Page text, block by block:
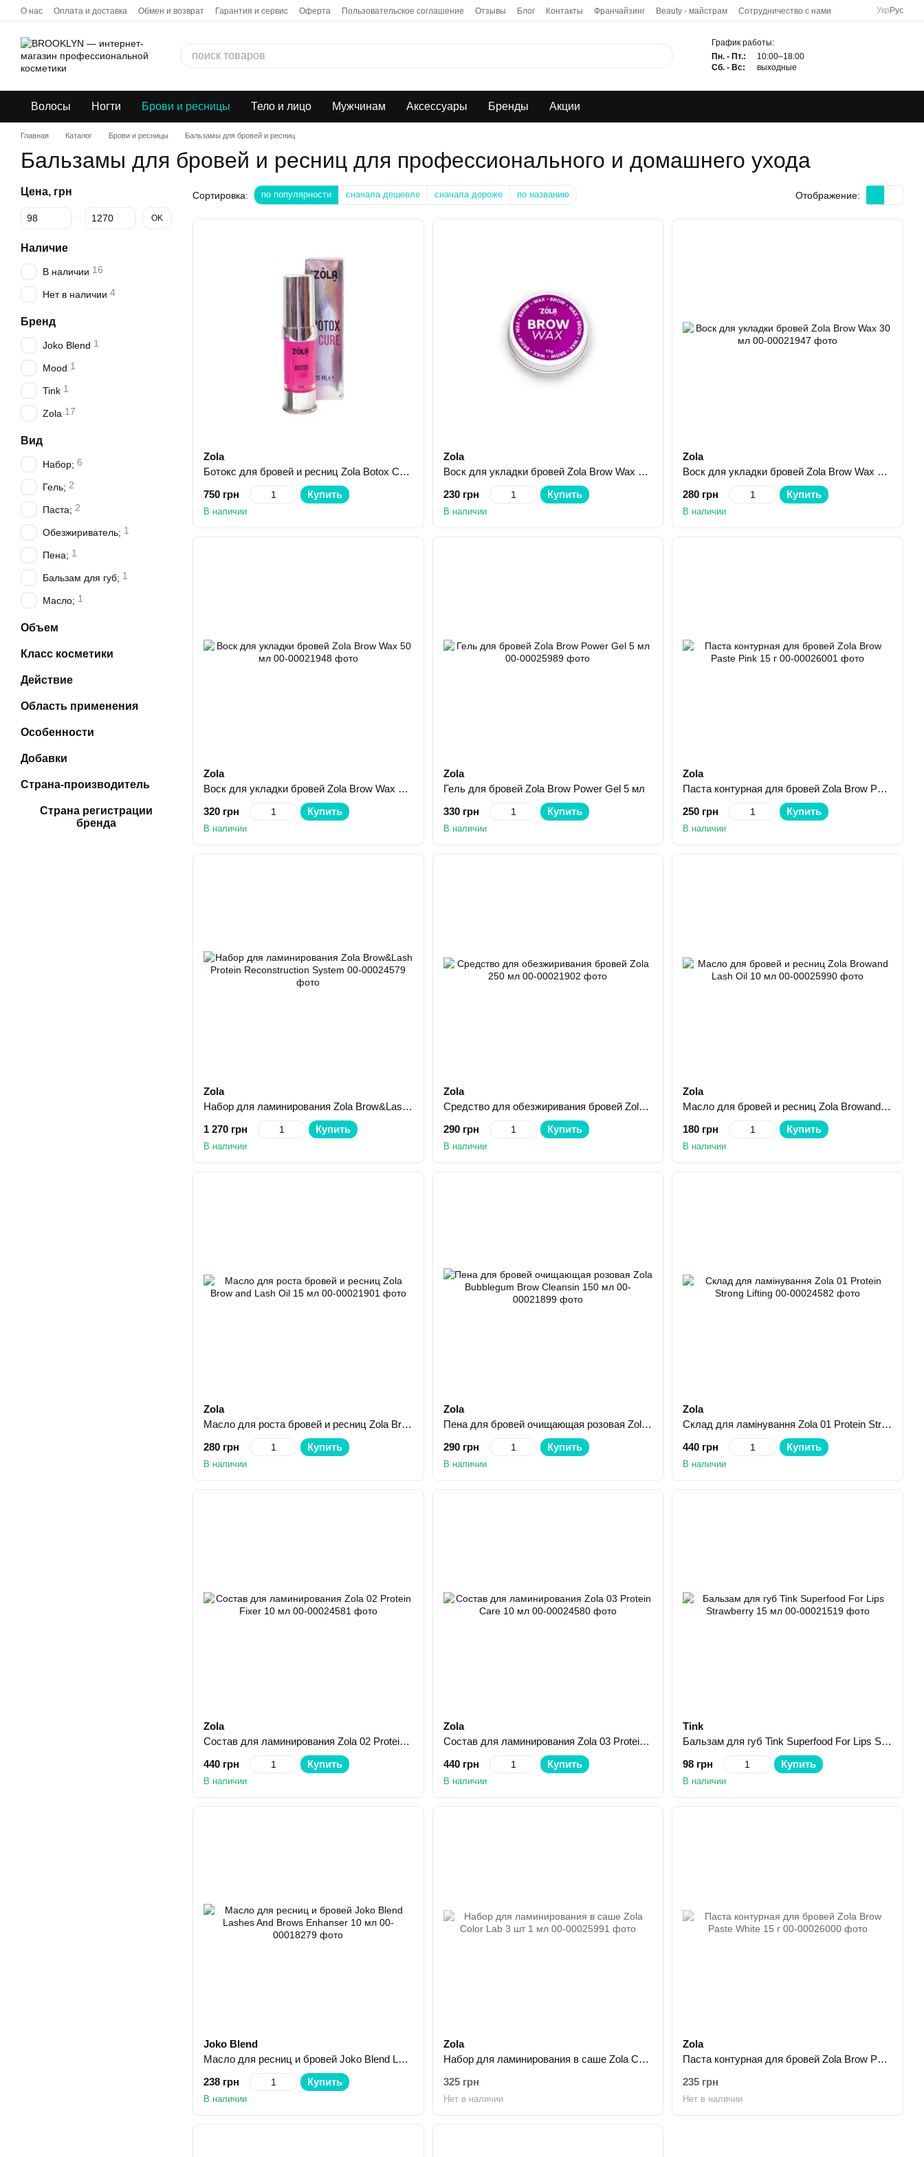
Перейти к основному контенту
О нас Оплата и доставка Обмен и возврат Гарантия и сервис Оферта Пользовательское соглашение Отзывы Блог Контакты Франчайзинг Beauty - майстрам
Сотрудничество с нами
Укр Рус
График работы:
Пн. - Пт.:
10:00–18:00
Сб. - Вс:
выходные
Волосы Ногти Брови и ресницы Тело и лицо Мужчинам Аксессуары Бренды Акции
Главная Каталог Брови и ресницы Бальзамы для бровей и ресниц
Бальзамы для бровей и ресниц для профессионального и домашнего ухода
Сортировка: по популярности сначала дешевле сначала дороже по названию Отображение:
Zola
Ботокс для бровей и ресниц Zola Botox Cure 15 мл
750 грн
Купить
В наличии
Zola
Воск для укладки бровей Zola Brow Wax 15 мл
230 грн
Купить
В наличии
Zola
Воск для укладки бровей Zola Brow Wax 30 мл
280 грн
Купить
В наличии
Zola
Воск для укладки бровей Zola Brow Wax 50 мл
320 грн
Купить
В наличии
Zola
Гель для бровей Zola Brow Power Gel 5 мл
330 грн
Купить
В наличии
Zola
Паста контурная для бровей Zola Brow Paste Pink 15 г
250 грн
Купить
В наличии
Zola
Набор для ламинирования Zola Brow&Lash Protein Reconstruction System
1 270 грн
Купить
В наличии
Zola
Средство для обезжиривания бровей Zola 250 мл
290 грн
Купить
В наличии
Zola
Масло для бровей и ресниц Zola Browand Lash Oil 10 мл
180 грн
Купить
В наличии
Zola
Масло для роста бровей и ресниц Zola Brow and Lash Oil 15 мл
280 грн
Купить
В наличии
Zola
Пена для бровей очищающая розовая Zola Bubblegum Brow Cleansin 150 мл
290 грн
Купить
В наличии
Zola
Склад для ламінування Zola 01 Protein Strong Lifting
440 грн
Купить
В наличии
Zola
Состав для ламинирования Zola 02 Protein Fixer 10 мл
440 грн
Купить
В наличии
Zola
Состав для ламинирования Zola 03 Protein Care 10 мл
440 грн
Купить
В наличии
Tink
Бальзам для губ Tink Superfood For Lips Strawberry 15 мл
98 грн
Купить
В наличии
Joko Blend
Масло для ресниц и бровей Joko Blend Lashes And Brows Enhanser 10 мл
238 грн
Купить
В наличии
Zola
Набор для ламинирования в саше Zola Color Lab 3 шт 1 мл
325 грн
Нет в наличии
Zola
Паста контурная для бровей Zola Brow Paste White 15 г
235 грн
Нет в наличии
Цена, грн
От Цена, грн
До Цена, грн OK
Наличие
В наличии 16
Нет в наличии 4
Бренд
Joko Blend 1
Mood 1
Tink 1
Zola 17
Вид
Набор; 6
Гель; 2
Паста; 2
Обезжириватель; 1
Пена; 1
Бальзам для губ; 1
Масло; 1
Объем
Класс косметики
Действие
Область применения
Особенности
Добавки
Страна-производитель
Страна регистрации
бренда